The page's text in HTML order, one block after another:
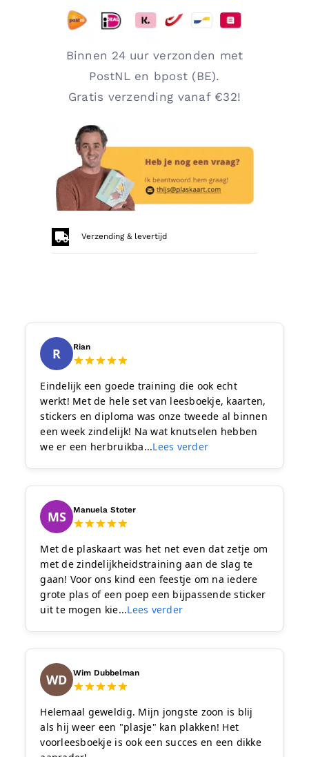
met
beloningsstickers
en
plasdiploma
aantal
Binnen 24 uur verzonden met
PostNL en bpost (BE).
Gratis verzending vanaf €32!
Verzending & levertijd
R Rian
Eindelijk een goede training die ook echt
werkt! Met de hele set van leesboekje, kaarten,
stickers en diploma was onze tweede al binnen
een week zindelijk! Na wat knutselen hebben
we er een herbruikba...Lees verder
MS Manuela Stoter
Met de plaskaart was het net even dat zetje om
met de zindelijkheidstraining aan de slag te
gaan! Voor ons kind een feestje om na iedere
grote plas of een poep een bijpassende sticker
uit te mogen kie...Lees verder
WD Wim Dubbelman
Helemaal geweldig. Mijn jongste zoon is blij
als hij weer een "plasje" kan plakken! Het
voorleesboekje is ook een succes en een dikke